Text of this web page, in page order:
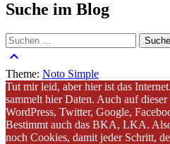
Suche im Blog
Suchen
nach:
keyboard_arrow_up
Theme: Noto Simple
Tut mir leid, aber hier ist das
sammelt hier Daten. Auch auf
WordPress, Twitter, Google,
Bestimmt auch das BKA, LKA.
noch Cookies, damit jeder Schritt,